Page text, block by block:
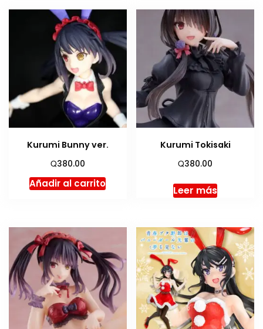
Kurumi Bunny ver.
Q380.00
Añadir al carrito
Kurumi Tokisaki
Q380.00
Leer más